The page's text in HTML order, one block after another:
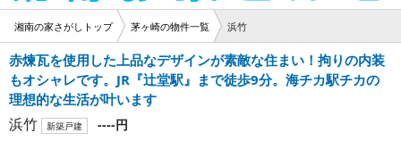
湘南の家さがしトップ 茅ヶ崎の物件一覧 浜竹
赤煉瓦を使用した上品なデザインが素敵な住まい！拘りの内装
もオシャレです。JR『辻堂駅』まで徒歩9分。海チカ駅チカの
理想的な生活が叶います
浜竹 新築戸建 ----円